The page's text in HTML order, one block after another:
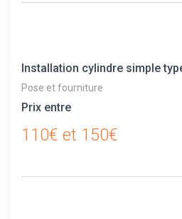
Installation cylindre simple
Pose et fourniture
Prix entre
110€ et 150€